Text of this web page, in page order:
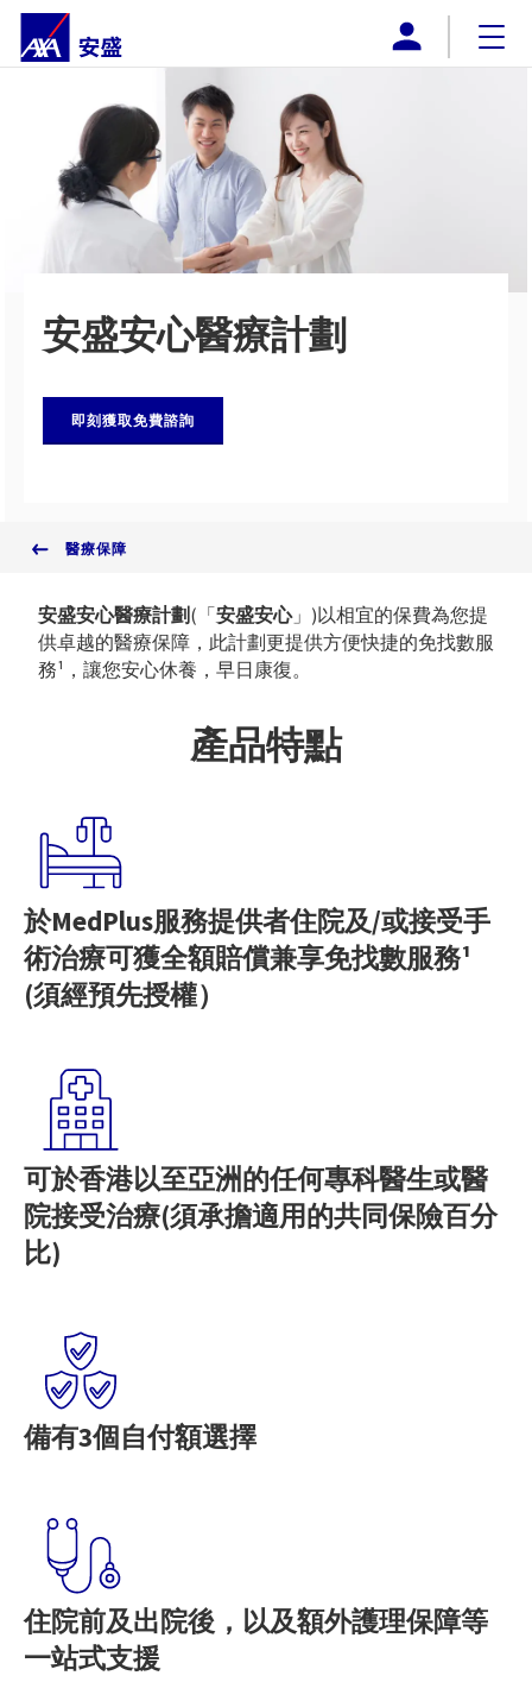
企業概覽
網上購買
下載
安盛安心醫療計劃
即刻獲取免費諮詢
醫療保障
安盛安心醫療計劃 (「安盛安心」)以相宜的保費為您提
供卓越的醫療保障，此計劃更提供方便快捷的免找數服
務¹，讓您安心休養，早日康復。
產品特點
於MedPlus服務提供者住院及/或接受手
術治療可獲全額賠償兼享免找數服務¹
(須經預先授權）
可於香港以至亞洲的任何專科醫生或醫
院接受治療(須承擔適用的共同保險百分
比)
備有3個自付額選擇
住院前及出院後，以及額外護理保障等
一站式支援